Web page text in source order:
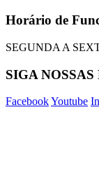
Horário de
SEGUNDA A
SIGA NOSSAS
FacebookYoutube